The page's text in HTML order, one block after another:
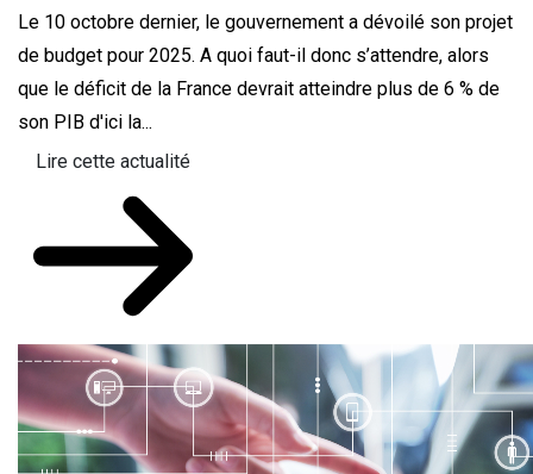
Le 10 octobre dernier, le gouvernement a dévoilé son projet
de budget pour 2025. A quoi faut-il donc s’attendre, alors
que le déficit de la France devrait atteindre plus de 6 % de
son PIB d'ici la...
Lire cette actualité